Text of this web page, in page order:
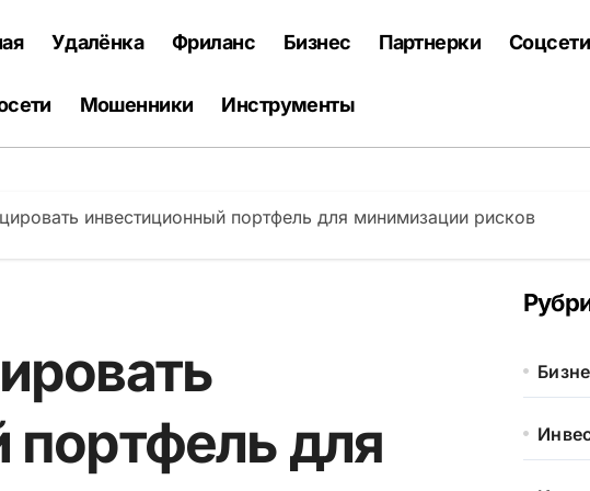
Удалёнка Фриланс Бизнес Партнерки Соцсети
Мошенники Инструменты
инвестиционный портфель для минимизации рисков
для